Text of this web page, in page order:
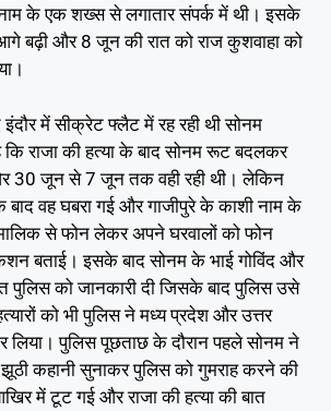
के एक शख्स से लगातार संपर्क में थी। इसके
बढ़ी और 8 जून की रात को राज कुशवाहा को
इंदौर में सीक्रेट फ्लैट में रह रही थी सोनम
कि राजा की हत्या के बाद सोनम रूट बदलकर
30 जून से 7 जून तक वही रही थी। लेकिन
वह घबरा गई और गाजीपुरे के काशी नाम के
से फोन लेकर अपने घरवालों को फोन
बताई। इसके बाद सोनम के भाई गोविंद और
पुलिस को जानकारी दी जिसके बाद पुलिस उसे
को भी पुलिस ने मध्य प्रदेश और उत्तर
लिया। पुलिस पूछताछ के दौरान पहले सोनम ने
कहानी सुनाकर पुलिस को गुमराह करने की
में टूट गई और राजा की हत्या की बात